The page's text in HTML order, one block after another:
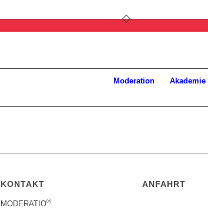
Moderation Akademie
KONTAKT
MODERATIO®
ANFAHRT